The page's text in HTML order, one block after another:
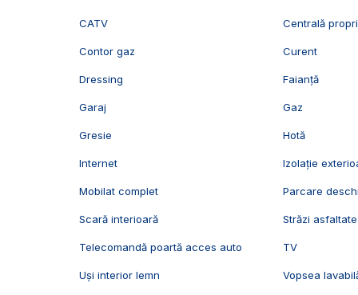
CATV Centrală
Contor gaz Curent
Dressing Faianță
Garaj Gaz
Gresie Hotă
Internet Izolație
Mobilat complet Parcare
Scară interioară Străzi asfaltate
Telecomandă poartă acces auto TV
Uși interior lemn Vopsea